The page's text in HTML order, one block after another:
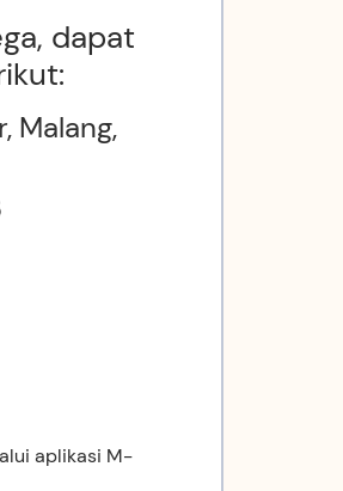
dapat
Malang,
aplikasi M-